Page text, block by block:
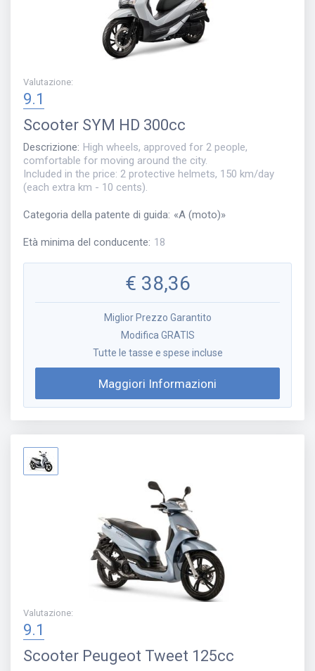
Valutazione:
9.1
Scooter SYM HD 300cc
Descrizione: High wheels, approved for 2 people,
comfortable for moving around the city.
Included in the price: 2 protective helmets, 150 km/day
(each extra km - 10 cents).
Categoria della patente di guida: «A (moto)»
Età minima del conducente: 18
€ 38,36
Miglior Prezzo Garantito
Modifica GRATIS
Tutte le tasse e spese incluse
Maggiori Informazioni
Valutazione:
9.1
Scooter Peugeot Tweet 125cc